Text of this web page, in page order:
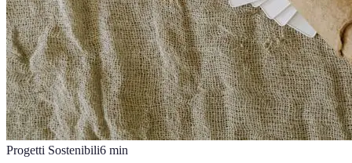
Progetti Sostenibili6 min